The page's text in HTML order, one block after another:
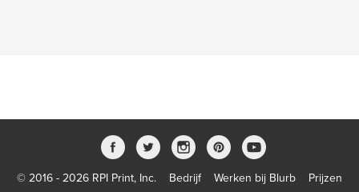
© 2016 - 2026 RPI Print, Inc. Bedrijf Werken bij Blurb Prijzen